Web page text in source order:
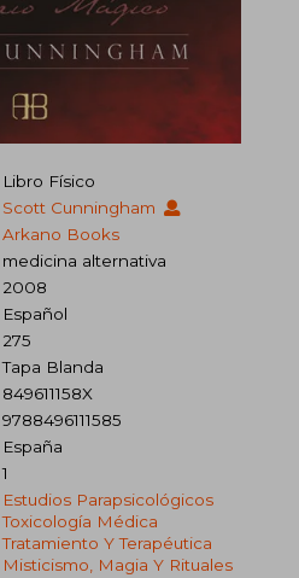
Libro Físico
Scott Cunningham
Arkano Books
medicina alternativa
2008
Español
275
Tapa Blanda
849611158X
9788496111585
España
1
Estudios Parapsicológicos
Toxicología Médica
Tratamiento Y Terapéutica
Misticismo, Magia Y Rituales